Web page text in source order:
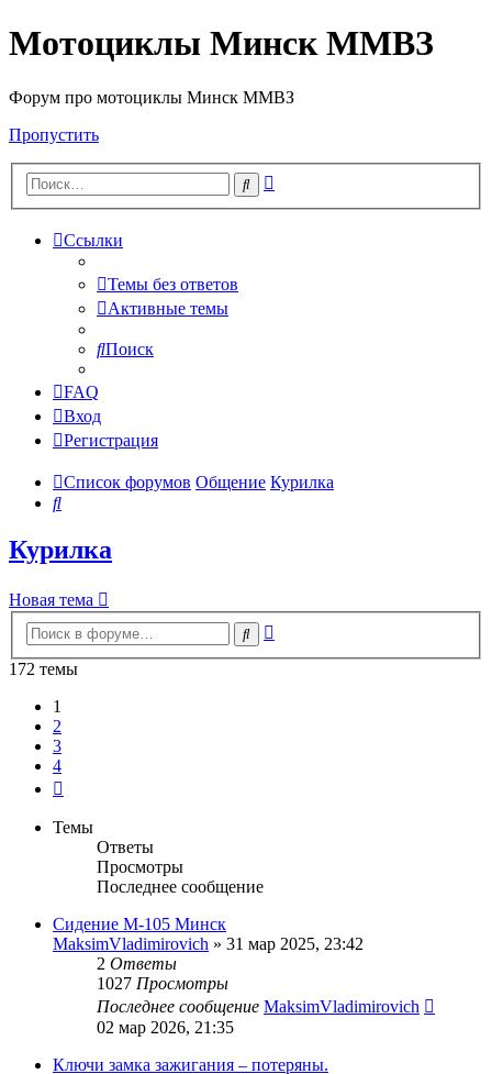
Мотоциклы Минск ММВЗ
Форум про мотоциклы Минск ММВЗ
Пропустить
Поиск
Ссылки
Темы без ответов
Активные темы
Поиск
FAQ
Вход
Регистрация
Список форумов Общение Курилка
Поиск
Курилка
Новая тема
Поиск
172 темы
1
2
3
4
Темы
Ответы
Просмотры
Последнее сообщение
Сидение М-105 Минск
MaksimVladimirovich » 31 мар 2025, 23:42
2 Ответы
1027 Просмотры
Последнее сообщение MaksimVladimirovich
02 мар 2026, 21:35
Ключи замка зажигания – потеряны.